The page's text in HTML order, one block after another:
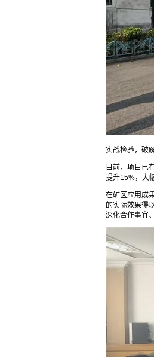
实战检验，破
目前，项目已
提升15%，大
在矿区应用成
的实际效果得
深化合作事宜